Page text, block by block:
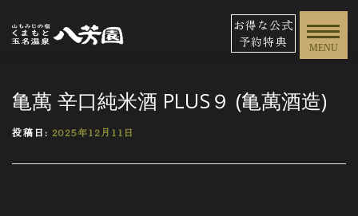
お得な公式
予約特典
MENU
亀萬 辛口純米酒 PLUS９ (亀萬酒造)
投稿日: 2025年12月11日